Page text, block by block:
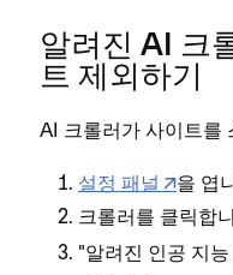
알려진 AI 크
트 제외하기
AI 크롤러가 사이트를
설정 패널 을 엽
크롤러 를 클릭합
"알려진 인공 지